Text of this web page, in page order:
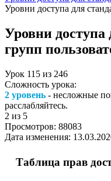
Уровни доступа для
Уровни доступа
групп
Урок 115 из 246
Сложность урока:
2 уровень - несложные
расслабляйтесь.
2 из 5
Просмотров: 88083
Дата изменения:
Таблица прав